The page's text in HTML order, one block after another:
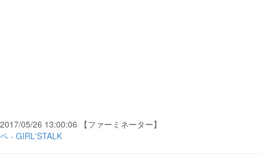
2017/05/26 13:00:06 【ファーミネーター】
ペ - GIRL'STALK